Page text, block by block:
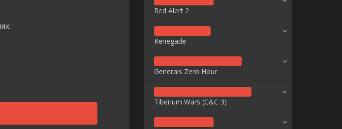
Red Alert 2
Renegade
Generals Zero Hour
Tiberium Wars (C&C 3)